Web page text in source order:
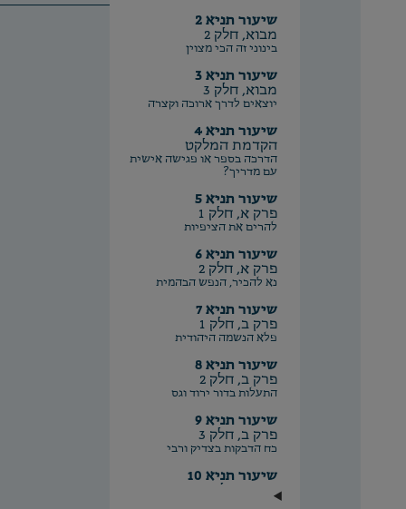
שיעור תניא 2
מבוא, חלק 2
בינוני זה הכי מצוין
שיעור תניא 3
מבוא, חלק 3
יוצאים לדרך ארוכה וקצרה
שיעור תניא 4
הקדמת המלקט
הדרכה בספר או פגישה אישית
עם מדריך?
שיעור תניא 5
פרק א, חלק 1
להרים את הציפיות
שיעור תניא 6
פרק א, חלק 2
נא להכיר, הנפש הבהמית
שיעור תניא 7
פרק ב, חלק 1
פלא הנשמה היהודית
שיעור תניא 8
פרק ב, חלק 2
התעלות בדור ירוד וגס
שיעור תניא 9
פרק ב, חלק 3
כח הדבקות בצדיק ורבי
שיעור תניא 10
פרק ג, חלק 1